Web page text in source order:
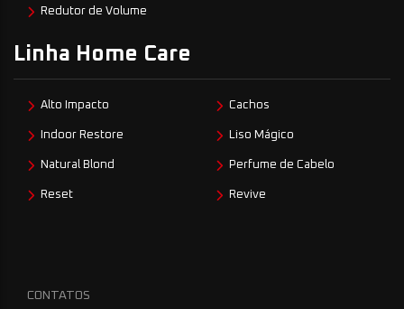
Redutor de Volume
Linha Home Care
Alto Impacto Cachos
Indoor Restore Liso Mágico
Natural Blond Perfume de Cabelo
Reset Revive
CONTATOS